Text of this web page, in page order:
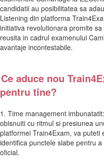
candidatii au posibilitatea sa
Listening din platforma
initiativa revolutionara promite
reusita in cadrul examenului
avantaje incontestabile.
Ce aduce nou
pentru tine?
1. Time management
obisnuiti cu ritmul si presiunea
platformei Train4Exam, va
identifica punctele slabe pentru
oficial.